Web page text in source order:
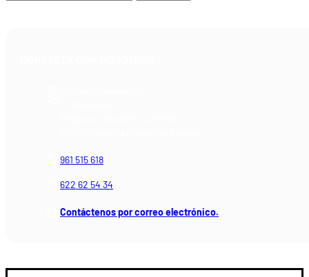
961 515 618
622 62 54 34
Contáctenos por correo electrónico.